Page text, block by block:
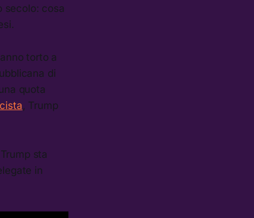
secolo: cosa
torto a
di
quota
, Trump
sta
in